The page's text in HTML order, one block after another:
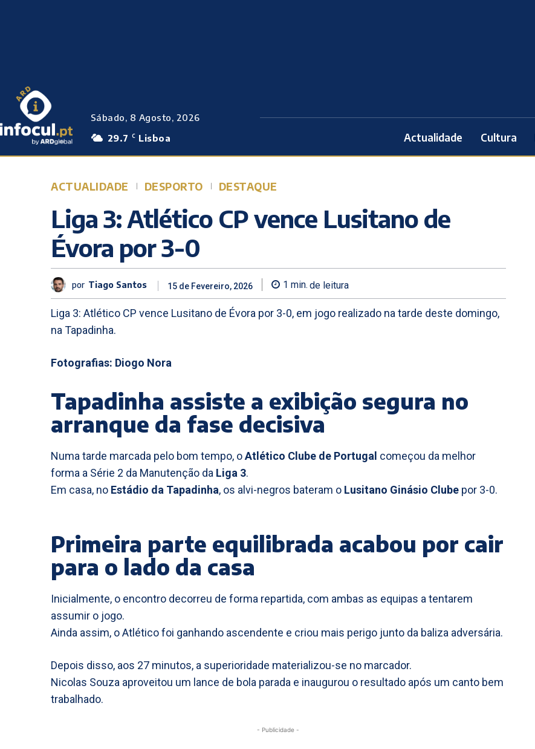
Sábado, 8 Agosto, 2026
29.7
C Lisboa Actualidade Cultura
ACTUALIDADE DESPORTO DESTAQUE
Liga 3: Atlético CP vence Lusitano de
Évora por 3-0
por Tiago Santos 15 de Fevereiro, 2026 1 min. de leitura
Liga 3: Atlético CP vence Lusitano de Évora por 3-0, em jogo realizado na tarde deste domingo,
na Tapadinha.
Fotografias: Diogo Nora
Tapadinha assiste a exibição segura no
arranque da fase decisiva
Numa tarde marcada pelo bom tempo, oAtlético Clube de Portugal começou da melhor
forma a Série 2 da Manutenção da Liga 3.
Em casa, no Estádio da Tapadinha, os alvi-negros bateram o Lusitano Ginásio Clube por 3-0.
Primeira parte equilibrada acabou por cair
para o lado da casa
Inicialmente, o encontro decorreu de forma repartida, com ambas as equipas a tentarem
assumir o jogo.
Ainda assim, o Atlético foi ganhando ascendente e criou mais perigo junto da baliza adversária.
Depois disso, aos 27 minutos, a superioridade materializou-se no marcador.
Nicolas Souza aproveitou um lance de bola parada e inaugurou o resultado após um canto bem
trabalhado.
- Publicidade -